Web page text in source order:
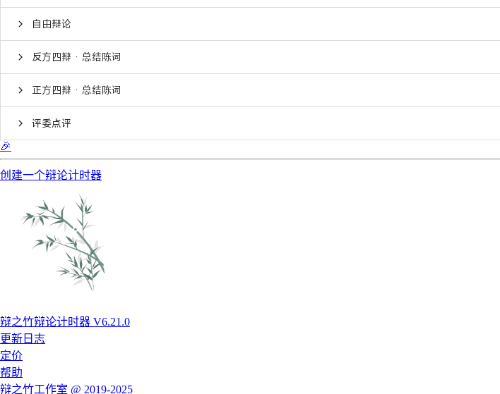
自由辩论
反方四辩 · 总结陈词
正方四辩 · 总结陈词
评委点评
🎉
创建一个辩论计时器
辩之竹辩论计时器 V6.21.0
更新日志
定价
帮助
辩之竹工作室 @ 2019-2025